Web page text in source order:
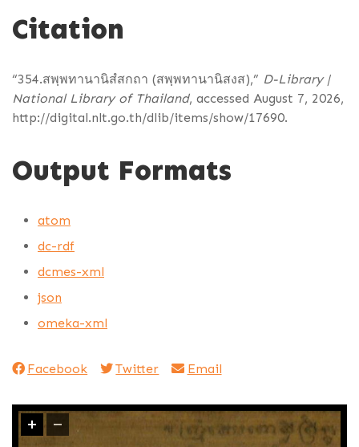
Citation
“354.สพฺพทานานิสํสกถา (สพฺพทานานิสงส),” D-Library |
National Library of Thailand, accessed August 7, 2026,
http://digital.nlt.go.th/dlib/items/show/17690.
Output Formats
atom
dc-rdf
dcmes-xml
json
omeka-xml
Facebook Twitter Email